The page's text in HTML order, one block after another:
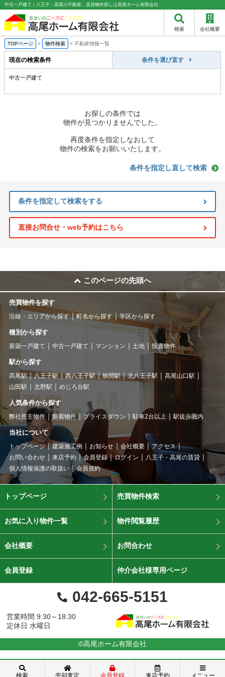
中古一戸建て｜八王子・高尾の不動産、賃貸物件探しは高尾ホーム有限会社
検索 会社概要
TOPページ > 物件検索 > 不動産情報一覧
現在の検索条件 条件を選び直す
中古一戸建て
お探しの条件では
物件が見つかりませんでした。
再度条件を指定しなおして
物件の検索をお願いいたします。
条件を指定し直して検索
条件を指定して検索をする
直接お問合せ・web予約はこちら
このページの先頭へ
売買物件を探す
沿線・エリアから探す 町名から探す 学区から探す
種別から探す
新築一戸建て 中古一戸建て マンション 土地 投資物件
駅から探す
高尾駅 八王子駅 西八王子駅 狭間駅 北八王子駅
高尾山口駅
山田駅
北野駅 めじろ台駅
人気条件から探す
弊社売主物件 新着物件 プライスダウン 駐車2台以上 駅徒歩圏内
当社について
トップページ 建築施工例 お知らせ 会社概要
アクセス
お問い合わせ
来店予約 会員登録 ログイン
八王子・高尾の賃貸
個人情報保護の取扱い
会員規約
トップページ 売買物件検索
お気に入り物件一覧 物件閲覧履歴
会社概要 お問合わせ
会員登録 仲介会社様専用ページ
042-665-5151
営業時間 9:30～18:30
定休日 水曜日
©高尾ホーム有限会社
検索 売却査定 会員登録 来店予約 メニュー